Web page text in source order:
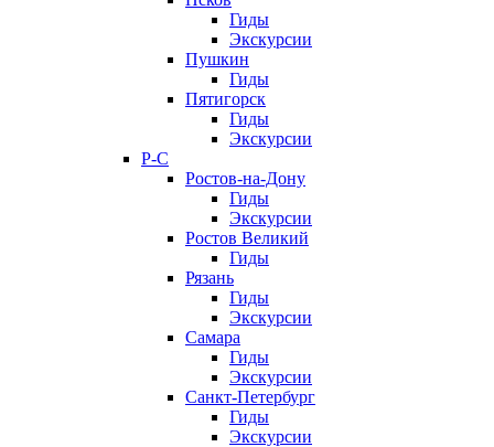
Гиды
Экскурсии
Пушкин
Гиды
Пятигорск
Гиды
Экскурсии
Р-С
Ростов-на-Дону
Гиды
Экскурсии
Ростов Великий
Гиды
Рязань
Гиды
Экскурсии
Самара
Гиды
Экскурсии
Санкт-Петербург
Гиды
Экскурсии